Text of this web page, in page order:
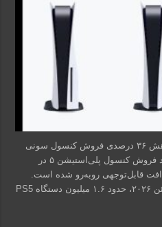
فروش PS5 از PS4 عقب افتاد؛ کاهش ۳۶ درصدی فروش کنسول سونی
آمار مالی جدید سونی نشان می‌دهد فروش کنسول پلی‌استیشن ۵ در
نخست سال مالی ۲۰۲۶ با افت قابل‌توجهی روبه‌رو شده است.
سونی در فاصله اول آوریل تا ۳۰ ژوئن ۲۰۲۶، حدود ۱.۶ میلیون دستگاه PS5